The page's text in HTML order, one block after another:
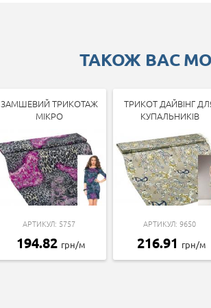
ТАКОЖ ВАС
ЗАМШЕВИЙ ТРИКОТАЖ
МІКРО
АРТИКУЛ: 5757
194.82 грн/м
ТРИКОТ ДАЙВІНГ
КУПАЛЬНИКІВ
АРТИКУЛ: 9650
216.91 грн/м